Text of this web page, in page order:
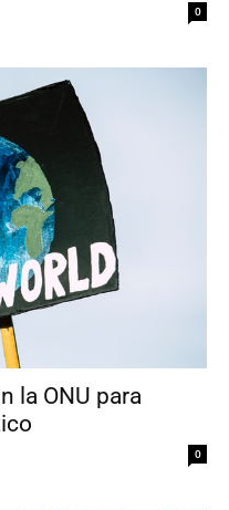
0
la ONU para
0